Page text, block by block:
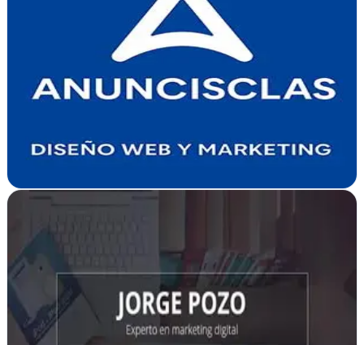
Diseño web en Lleida con enfoque en resultados. Crean sitios
sólida
Ver ficha
En Vigo, Jorge Pozo Alonso impulsa tu presencia online con
estrategias de marketing adaptadas a empresas locales y regionales